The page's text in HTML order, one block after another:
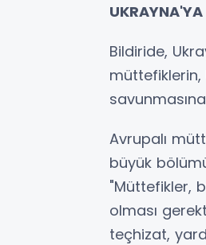
UKRAYNA'YA
Bildiride,
müttefiklerin,
Avrupalı
büyük
"Müttefikler,
olması
teçhizat,